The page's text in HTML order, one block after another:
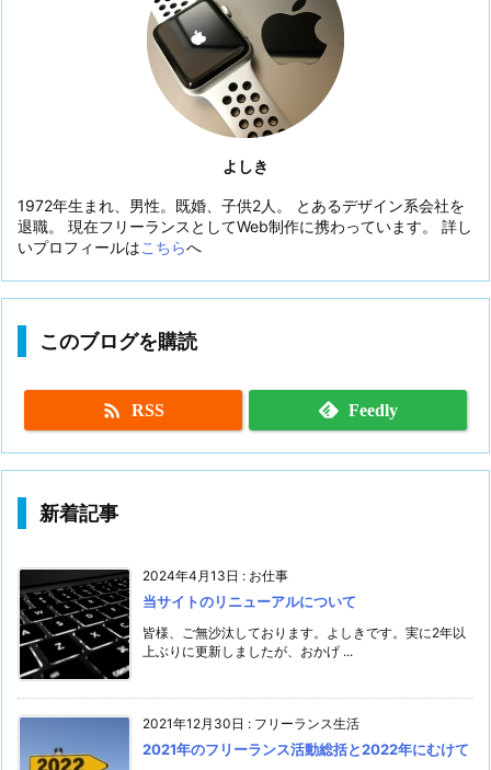
よしき
1972年生まれ、男性。既婚、子供2人。 とあるデザイン系会社を
退職。 現在フリーランスとしてWeb制作に携わっています。 詳し
いプロフィールはこちらへ
このブログを購読
 RSS Feedly
新着記事
2024年4月13日 : お仕事
当サイトのリニューアルについて
皆様、ご無沙汰しております。よしきです。実に2年以
上ぶりに更新しましたが、おかげ ...
2021年12月30日 : フリーランス生活
2021年のフリーランス活動総括と2022年にむけて